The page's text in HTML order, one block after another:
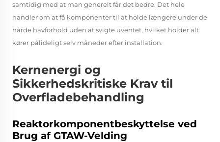
samtidig med at man generelt får det bedre. Det hele
handler om at få komponenter til at holde længere under de
hårde havforhold uden at svigte uventet, hvilket holder alt
kører pålideligt selv måneder efter installation.
Kernenergi og
Sikkerhedskritiske Krav til
Overfladebehandling
Reaktorkomponentbeskyttelse ved
Brug af GTAW-Velding